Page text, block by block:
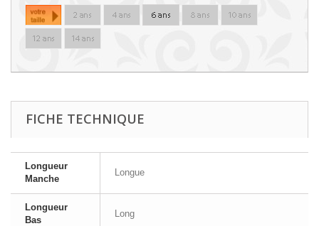
FICHE TECHNIQUE
Longueur
Manche
Longue
Longueur
Bas
Long